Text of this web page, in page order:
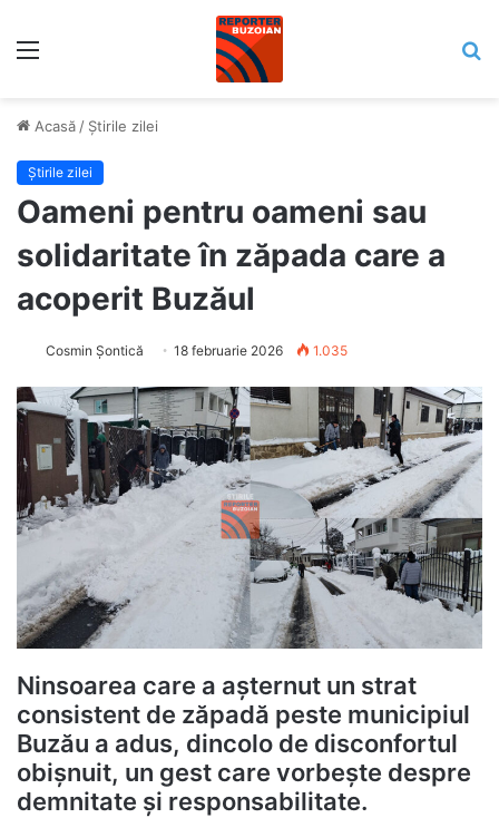
Acasă / Știrile zilei
Știrile zilei
Oameni pentru oameni sau
solidaritate în zăpada care a
acoperit Buzăul
Cosmin Șontică 18 februarie 2026 1.035
Ninsoarea care a așternut un strat
consistent de zăpadă peste municipiul
Buzău a adus, dincolo de disconfortul
obișnuit, un gest care vorbește despre
demnitate și responsabilitate.